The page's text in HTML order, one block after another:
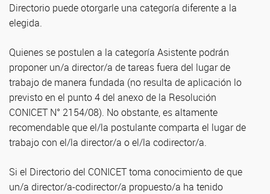
Directorio puede otorgarle una categoría diferente a la
elegida.
Quienes se postulen a la categoría Asistente podrán
proponer un/a director/a de tareas fuera del lugar de
trabajo de manera fundada (no resulta de aplicación lo
previsto en el punto 4 del anexo de la Resolución
CONICET N° 2154/08). No obstante, es altamente
recomendable que el/la postulante comparta el lugar de
trabajo con el/la director/a o el/la codirector/a.
Si el Directorio del CONICET toma conocimiento de que
un/a director/a-codirector/a propuesto/a ha tenido